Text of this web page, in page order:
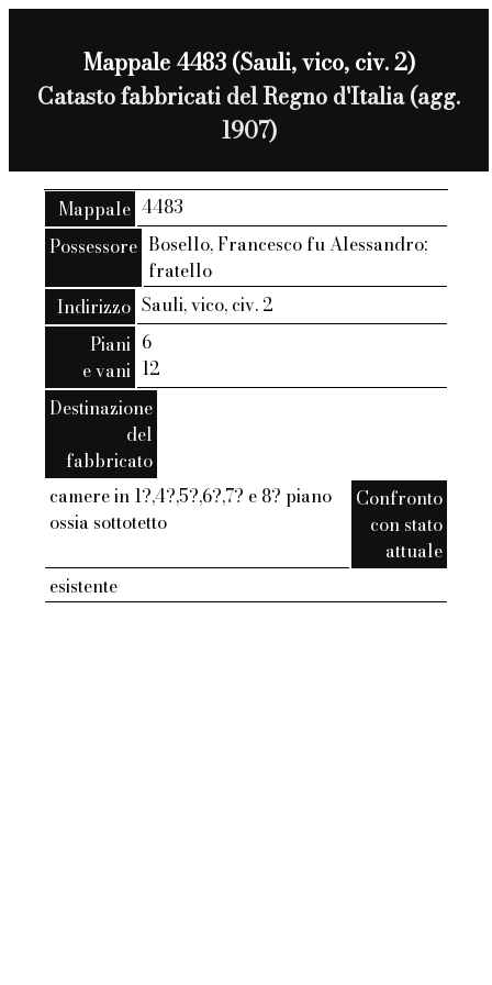
Mappale 4483 (Sauli, vico, civ. 2)
Catasto fabbricati del Regno d'Italia (agg.
1907)
Mappale 4483
Possessore Bosello, Francesco fu Alessandro;
fratello
Indirizzo Sauli, vico, civ. 2
Piani
e vani
6
12
Destinazione
del
fabbricato
camere in 1?,4?,5?,6?,7? e 8? piano
ossia sottotetto
Confronto
con stato
attuale
esistente